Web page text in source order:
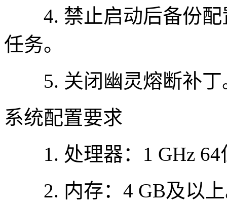
4. 禁止启动后备份配
任务。
5. 关闭幽灵熔断补丁
系统配置要求
1. 处理器：1 GHz 64
2. 内存：4 GB及以